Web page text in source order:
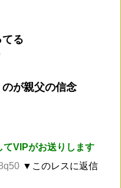
る
が親父の信念
てVIPがお送りします
▼このレスに返信